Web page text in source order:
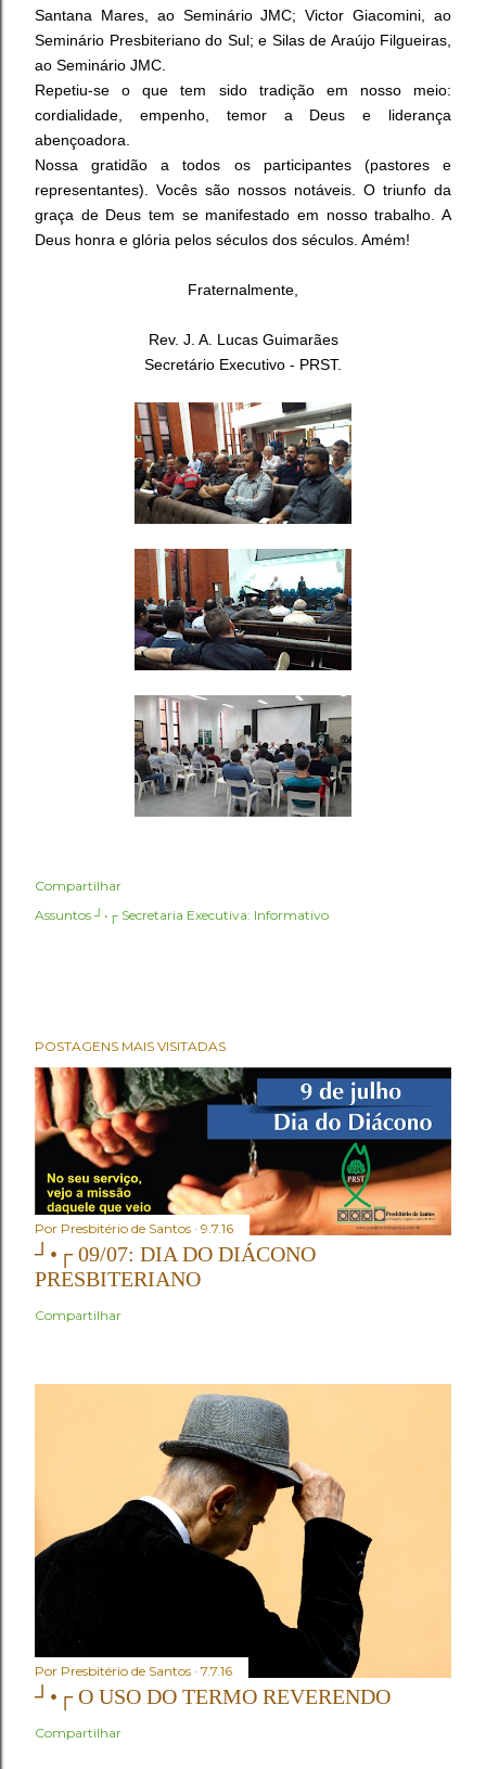
Santana Mares, ao Seminário JMC; Victor Giacomini, ao
Seminário Presbiteriano do Sul; e Silas de Araújo Filgueiras,
ao Seminário JMC.
Repetiu-se o que tem sido tradição em nosso meio:
cordialidade, empenho, temor a Deus e liderança
abençoadora.
Nossa gratidão a todos os participantes (pastores e
representantes). Vocês são nossos notáveis. O triunfo da
graça de Deus tem se manifestado em nosso trabalho. A
Deus honra e glória pelos séculos dos séculos. Amém!
Fraternalmente,
Rev. J. A. Lucas Guimarães
Secretário Executivo - PRST.
Compartilhar
Assuntos ┘•┌ Secretaria Executiva: Informativo
POSTAGENS MAIS VISITADAS
Por Presbitério de Santos 9.7.16
┘•┌ 09/07: DIA DO DIÁCONO
PRESBITERIANO
Compartilhar
Por Presbitério de Santos 7.7.16
┘•┌ O USO DO TERMO REVERENDO
Compartilhar